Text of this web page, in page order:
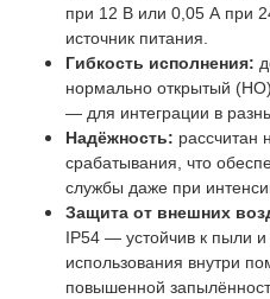
при 12 В или 0,05 А при
источник питания.
Гибкость исполнения:
нормально открытый
— для интеграции в
Надёжность: рассчитан
срабатывания, что
службы даже при
Защита от внешних
IP54 — устойчив к пыли и
использования внутри
повышенной